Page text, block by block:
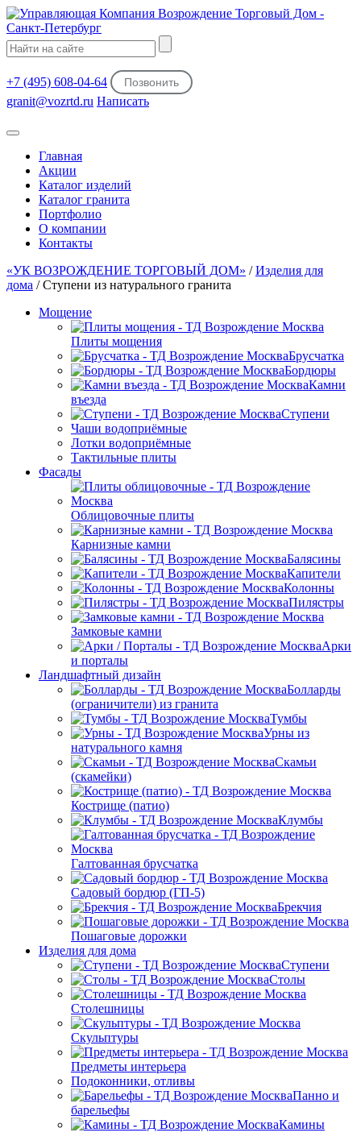
+7 (495) 608-04-64 Позвонить
granit@vozrtd.ru Написать
Главная
Акции
Каталог изделий
Каталог гранита
Портфолио
О компании
Контакты
«УК ВОЗРОЖДЕНИЕ ТОРГОВЫЙ ДОМ» /Изделия для
дома / Ступени из натурального гранита
Мощение
Плиты мощения
Брусчатка
Бордюры
Камни
въезда
Ступени
Чаши водоприёмные
Лотки водоприёмные
Тактильные плиты
Фасады
Облицовочные плиты
Карнизные камни
Балясины
Капители
Колонны
Пилястры
Замковые камни
Арки
и порталы
Ландшафтный дизайн
Болларды
(ограничители) из гранита
Тумбы
Урны из
натурального камня
Скамьи
(скамейки)
Кострище (патио)
Клумбы
Галтованная брусчатка
Садовый бордюр (ГП-5)
Брекчия
Пошаговые дорожки
Изделия для дома
Ступени
Столы
Столешницы
Скульптуры
Предметы интерьера
Подоконники, отливы
Панно и
барельефы
Камины